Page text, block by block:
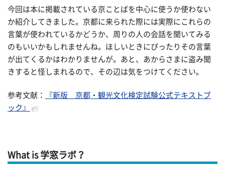
今回は本に掲載されている京ことばを中心に使うか使わない
か紹介してきました。京都に来られた際には実際にこれらの
言葉が使われているかどうか、周りの人の会話を聞いてみる
のもいいかもしれませんね。ほしいときにぴったりその言葉
が出てくるかはわかりませんが。あと、あからさまに盗み聞
きすると怪しまれるので、その辺は気をつけてください。
参考文献：
『新版 京都・観光文化検定試験公式テキストブ
ック』
What is 学窓ラボ？